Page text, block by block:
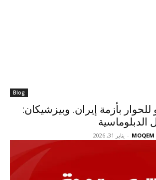
Blog
بأزمة إيران. وبيزشيكان:
الدبلوماسية
MOQEM
- يناير 31, 2026